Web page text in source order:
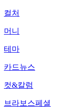
컬처
머니
테마
카드뉴스
컷&칼럼
브라보스페셜